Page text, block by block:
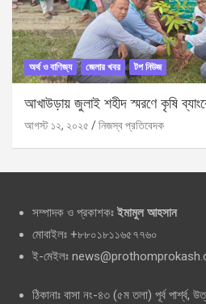
অর্থ ও বাণিজ্য জেলার খবর টপ নিউজ
আখাউড়ায় জুলাই শহীদ স্মরণে কৃষি
আগস্ট ১২, ২০২৫ নিজস্ব প্রতিবেদক
সম্পাদক ও প্রকাশকঃ ইমামুল আহসান
মোবাইলঃ +৮৮০১৮১১৬৫৭৭৬০
ই-মেইলঃ
ঠিকানাঃ বাসা নং-৪৩ (৫ম তলা) পূর্ব পার্শ্ব,